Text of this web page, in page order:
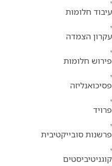
עיבוד חלומות
,
עקרון הצמדה
,
פירוש חלומות
,
פסיכואנליזה
,
פרויד
,
פרשנות סובייקטיבית
,
קוגניטיביסטים